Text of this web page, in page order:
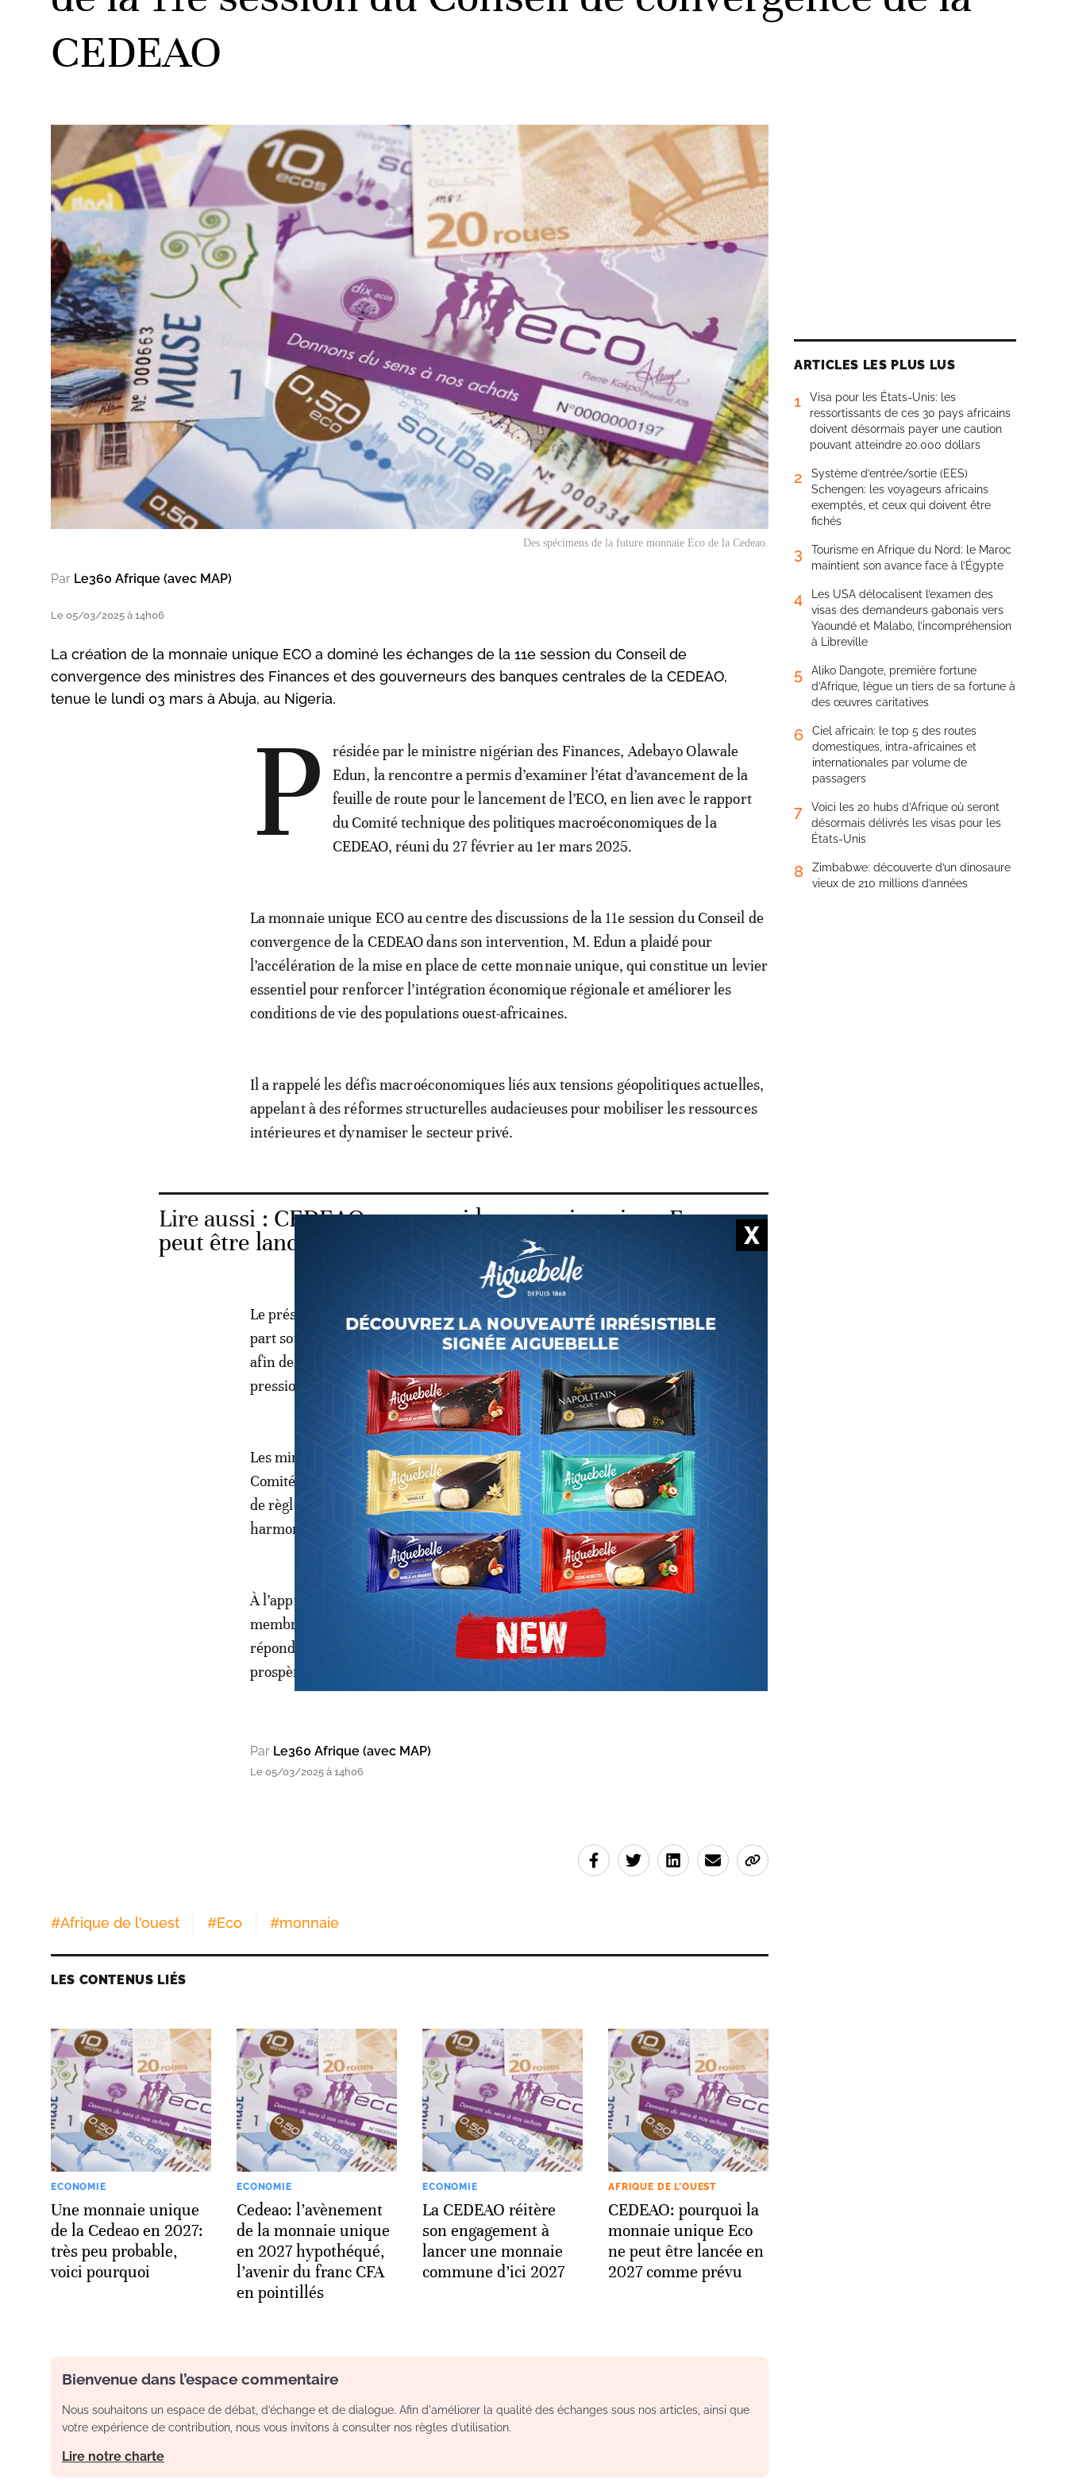
CEDEAO
Des spécimens de la future monnaie Eco de la Cedeao.
Par Le360 Afrique (avec MAP)
Le 05/03/2025 à 14h06
La création de la monnaie unique ECO a dominé les échanges de la 11e session du Conseil de
convergence des ministres des Finances et des gouverneurs des banques centrales de la CEDEAO,
tenue le lundi 03 mars à Abuja, au Nigeria.
P
résidée par le ministre nigérian des Finances, Adebayo Olawale
Edun, la rencontre a permis d’examiner l’état d’avancement de la
feuille de route pour le lancement de l’ECO, en lien avec le rapport
du Comité technique des politiques macroéconomiques de la
CEDEAO, réuni du 27 février au 1er mars 2025.
La monnaie unique ECO au centre des discussions de la 11e session du Conseil de
convergence de la CEDEAO dans son intervention, M. Edun a plaidé pour
l’accélération de la mise en place de cette monnaie unique, qui constitue un levier
essentiel pour renforcer l’intégration économique régionale et améliorer les
conditions de vie des populations ouest-africaines.
Il a rappelé les défis macroéconomiques liés aux tensions géopolitiques actuelles,
appelant à des réformes structurelles audacieuses pour mobiliser les ressources
intérieures et dynamiser le secteur privé.
Lire aussi : CEDEAO: pourquoi la monnaie unique Eco ne
peut être lancée en 2027 comme prévu
Le président de la Commission de la CEDEAO, Dr Omar Alieu Touray, a pour sa
part souligné la nécessité de politiques budgétaires et monétaires harmonisées
afin de renforcer la résilience des économies de la région, dans un contexte de
pressions inflationnistes et de dégradation des finances publiques.
Les ministres et gouverneurs présents ont également examiné les conclusions du
Comité sur les modalités pratiques du lancement de l’ECO, ainsi que les projets
de règlement sur la gestion de la dette publique et de directive sur le cadre
harmonisé de la comptabilité publique.
À l’approche du cinquantenaire de la CEDEAO, Dr Touray a exhorté les États
membres à redoubler d’efforts pour concrétiser l’intégration monétaire et
répondre aux aspirations des citoyens ouest-africains à une région unie et
prospère.
Par Le360 Afrique (avec MAP)
Le 05/03/2025 à 14h06
#Afrique de l'ouest #Eco #monnaie
LES CONTENUS LIÉS
ECONOMIE
Une monnaie unique
de la Cedeao en 2027:
très peu probable,
voici pourquoi
ECONOMIE
Cedeao: l’avènement
de la monnaie unique
en 2027 hypothéqué,
l’avenir du franc CFA
en pointillés
ECONOMIE
La CEDEAO réitère
son engagement à
lancer une monnaie
commune d’ici 2027
AFRIQUE DE L’OUEST
CEDEAO: pourquoi la
monnaie unique Eco
ne peut être lancée en
2027 comme prévu
Bienvenue dans l’espace commentaire
Nous souhaitons un espace de débat, d’échange et de dialogue. Afin d'améliorer la qualité des échanges sous nos articles, ainsi que
votre expérience de contribution, nous vous invitons à consulter nos règles d’utilisation.
Lire notre charte
ARTICLES LES PLUS LUS
1
Visa pour les États-Unis: les
ressortissants de ces 30 pays africains
doivent désormais payer une caution
pouvant atteindre 20.000 dollars
2
Système d’entrée/sortie (EES)
Schengen: les voyageurs africains
exemptés, et ceux qui doivent être
fichés
3
Tourisme en Afrique du Nord: le Maroc
maintient son avance face à l’Égypte
4
Les USA délocalisent l’examen des
visas des demandeurs gabonais vers
Yaoundé et Malabo, l’incompréhension
à Libreville
5
Aliko Dangote, première fortune
d’Afrique, lègue un tiers de sa fortune à
des œuvres caritatives
6
Ciel africain: le top 5 des routes
domestiques, intra-africaines et
internationales par volume de
passagers
7
Voici les 20 hubs d’Afrique où seront
désormais délivrés les visas pour les
États-Unis
8
Zimbabwe: découverte d’un dinosaure
vieux de 210 millions d’années